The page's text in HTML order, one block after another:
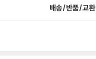
배송/반품/교환